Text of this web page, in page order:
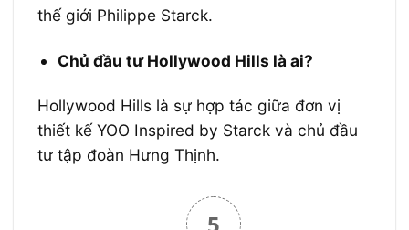
thế giới Philippe Starck.
Chủ đầu tư Hollywood Hills là ai?
Hollywood Hills là sự hợp tác giữa đơn vị
thiết kế YOO Inspired by Starck và chủ đầu
tư tập đoàn Hưng Thịnh.